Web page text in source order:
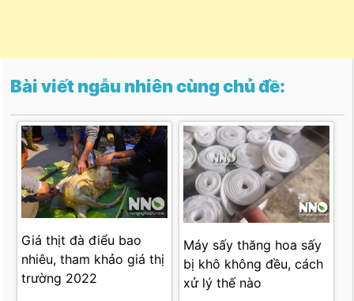
Bài viết ngẫu nhiên cùng chủ đề:
Giá thịt đà điểu bao
nhiêu, tham khảo giá thị
trường 2022
Máy sấy thăng hoa sấy
bị khô không đều, cách
xử lý thế nào